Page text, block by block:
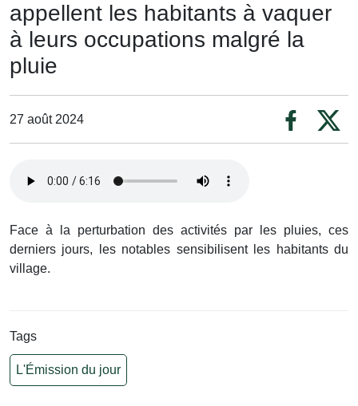
appellent les habitants à vaquer
à leurs occupations malgré la
pluie
27 août 2024
Face à la perturbation des activités par les pluies, ces
derniers jours, les notables sensibilisent les habitants du
village.
Tags
L'Émission du jour